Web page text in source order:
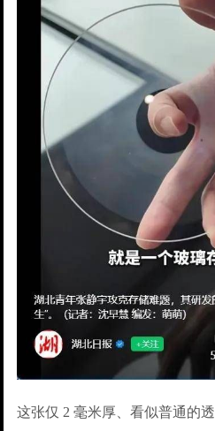
这张仅 2 毫米厚、看似普通的